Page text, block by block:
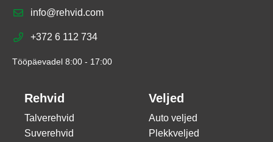
info@rehvid.com
+372 6 112 734
Tööpäevadel 8:00 - 17:00
Rehvid
Talverehvid
Suverehvid
Veljed
Auto veljed
Plekkveljed